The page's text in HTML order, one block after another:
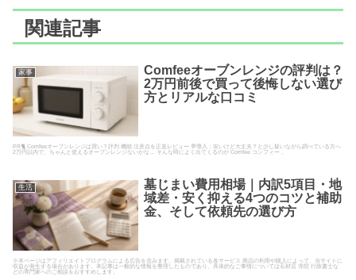
関連記事
家事
Comfeeオーブンレンジの評判は？
2万円前後で買って後悔しない選び
方とリアルな口コミ
PR🐈 Comfeeオーブンレンジは買い？評判 機能 注意点を正直レビュー 💬導入：安いけど大丈夫？と少し疑いながら調べている方へ
2万円以内で、ちゃんと使えるオーブンレンジないかな… そんな時によく出てくるのが Comfee コンフィー 。
生活
墓じまい費用相場｜内訳5項目・地
域差・安く抑える4つのコツと補助
金、そして依頼先の選び方
※本ページはアフィリエイトプログラムによる広告を含みます。掲載されている各サービス 商品の利用や購入によって、当サイトに
収益が発生する場合があります。本記事は一般的な情報を整理したものであり、具体的なご事情については石材店 寺院 行政書士な
どの専門家へのご相談をおすすめします。